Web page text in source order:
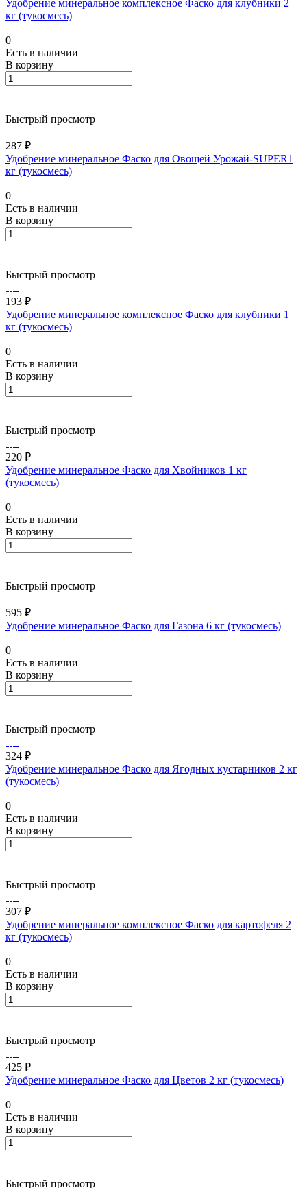
Удобрение минеральное комплексное Фаско для клубники 2
кг (тукосмесь)
0
Есть в наличии
В корзину
Быстрый просмотр
287 ₽
Удобрение минеральное Фаско для Овощей Урожай-SUPER1
кг (тукосмесь)
0
Есть в наличии
В корзину
Быстрый просмотр
193 ₽
Удобрение минеральное комплексное Фаско для клубники 1
кг (тукосмесь)
0
Есть в наличии
В корзину
Быстрый просмотр
220 ₽
Удобрение минеральное Фаско для Хвойников 1 кг
(тукосмесь)
0
Есть в наличии
В корзину
Быстрый просмотр
595 ₽
Удобрение минеральное Фаско для Газона 6 кг (тукосмесь)
0
Есть в наличии
В корзину
Быстрый просмотр
324 ₽
Удобрение минеральное Фаско для Ягодных кустарников 2 кг
(тукосмесь)
0
Есть в наличии
В корзину
Быстрый просмотр
307 ₽
Удобрение минеральное комплексное Фаско для картофеля 2
кг (тукосмесь)
0
Есть в наличии
В корзину
Быстрый просмотр
425 ₽
Удобрение минеральное Фаско для Цветов 2 кг (тукосмесь)
0
Есть в наличии
В корзину
Быстрый просмотр